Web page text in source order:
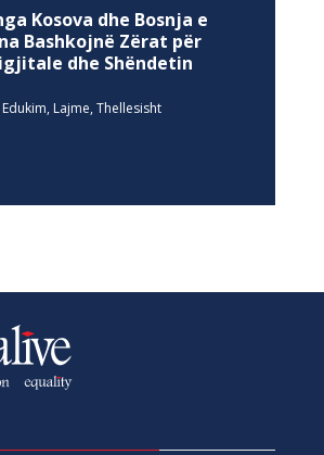
Kosova dhe Bosnja e
Bashkojnë Zërat për
dhe Shëndetin
Edukim, Lajme, Thellesisht